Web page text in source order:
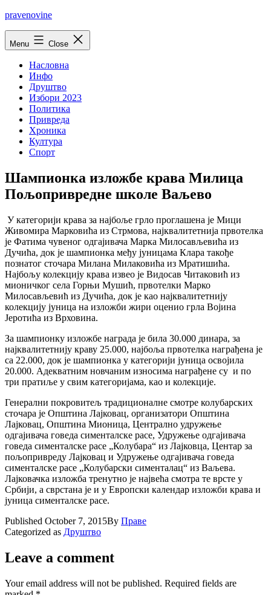
Skip
pravenovine
Menu Close
Насловна
Инфо
Друштво
Избори 2023
Политика
Привреда
Хроника
Култура
Спорт
Шампионка изложбе крава Милица
Пољопривредне школе Ваљево
У категориjи крава за наjбоље грло проглашена jе Мици
Живомира Марковића из Стрмова, наjквалитетниjа првотелка
jе Фатима чувеног одгаjивача Марка Милосављевића из
Дучића, док jе шампионка међу jуницама Клара такође
познатог сточара Милана Милаковића из Мратишића.
Наjбољу колекциjу крава извео jе Видосав Читаковић из
мионичког села Горњи Мушић, првотелки Марко
Милосављевић из Дучића, док jе као наjквалитетниjу
колекциjу jуница на изложби жири оценио грла Воjина
Јеротића из Врховина.
За шампионку изложбе награда jе била 30.000 динара, за
наjквалитетниjу краву 25.000, наjбоља првотелка награђена jе
са 22.000, док jе шампионка у категориjи jуница освоjила
20.000. Адекватним новчаним износима награђене су и по
три пратиље у свим категориjама, као и колекциjе.
Генерални покровитељ традиционалне смотре колубарских
сточара jе Општина Лаjковац, организатори Oпштинa
Лаjковац, Општина Мионица, Централно удружење
одгаjивача говеда сименталске расе, Удружење одгаjивача
говеда сименталске расе „Колубара“ из Лаjковца, Центар за
пољопривреду Лаjковац и Удружење одгаjивача говеда
сименталске расе „Колубарски сименталац“ из Ваљева.
Лаjковачка изложба тренутно jе наjвећа смотра те врсте у
Србиjи, а сврстана jе и у Европски календар изложби крава и
jуница сименталске расе.
Published October 7, 2015By Праве
Categorized as Друштво
Leave a comment
Your email address will not be published. Required fields are